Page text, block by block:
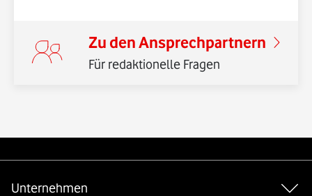
Zu den Ansprechpartnern
Für redaktionelle Fragen
Unternehmen